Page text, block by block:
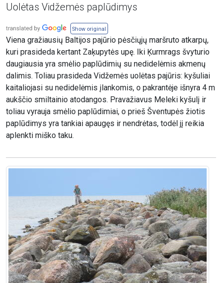
Uolėtas Vidžemės paplūdimys
Show original
Viena gražiausių Baltijos pajūrio pėsčiųjų maršruto atkarpų,
kuri prasideda kertant Zaķupytės upę. Iki Ķurmrags švyturio
daugiausia yra smėlio paplūdimių su nedidelėmis akmenų
dalimis. Toliau prasideda Vidžemės uolėtas pajūris: kyšuliai
kaitaliojasi su nedidelėmis įlankomis, o pakrantėje išnyra 4 m
aukščio smiltainio atodangos. Pravažiavus Meleki kyšulį ir
toliau vyrauja smėlio paplūdimiai, o prieš Šventupės žiotis
paplūdimys yra tankiai apaugęs ir nendrėtas, todėl jį reikia
aplenkti miško taku.